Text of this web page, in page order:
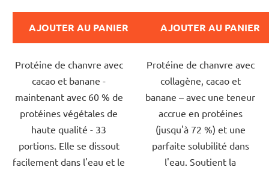
5
étoiles.
la
mesure:
AJOUTER AU PANIER
Protéine de chanvre avec
cacao et banane -
maintenant avec 60 % de
protéines végétales de
haute qualité - 33
portions. Elle se dissout
facilement dans l'eau et le
5
étoiles.
la
mesure:
AJOUTER AU PANIER
Protéine de chanvre avec
collagène, cacao et
banane – avec une teneur
accrue en protéines
(jusqu'à 72 %) et une
parfaite solubilité dans
l'eau. Soutient la